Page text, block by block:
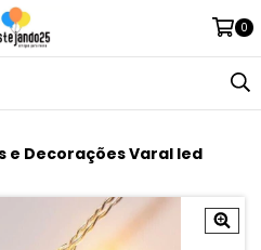
0
e Decorações Varal led